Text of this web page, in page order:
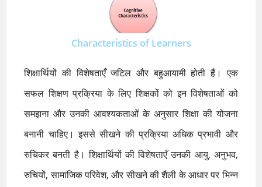
Characteristics of Learners
शिक्षार्थियों की विशेषताएँ जटिल और बहुआयामी होती हैं। एक
सफल शिक्षण प्रक्रिया के लिए शिक्षकों को इन विशेषताओं को
समझना और उनकी आवश्यकताओं के अनुसार शिक्षा की योजना
बनानी चाहिए। इससे सीखने की प्रक्रिया अधिक प्रभावी और
रुचिकर बनती है। शिक्षार्थियों की विशेषताएँ उनकी आयु, अनुभव,
रुचियों, सामाजिक परिवेश, और सीखने की शैली के आधार पर भिन्न